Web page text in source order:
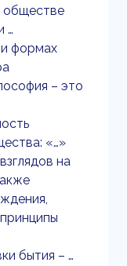
обществе
…
и формах
– это
«…»
на
бытия – …